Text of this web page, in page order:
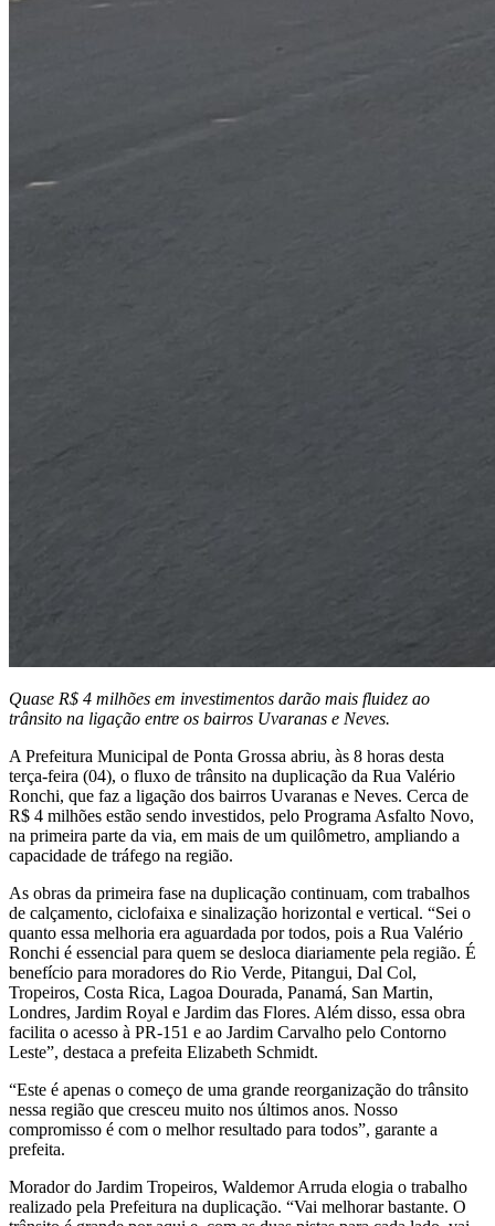
Quase R$ 4 milhões em investimentos darão mais fluidez ao
trânsito na ligação entre os bairros Uvaranas e Neves.
A Prefeitura Municipal de Ponta Grossa abriu, às 8 horas desta
terça-feira (04), o fluxo de trânsito na duplicação da Rua Valério
Ronchi, que faz a ligação dos bairros Uvaranas e Neves. Cerca de
R$ 4 milhões estão sendo investidos, pelo Programa Asfalto Novo,
na primeira parte da via, em mais de um quilômetro, ampliando a
capacidade de tráfego na região.
As obras da primeira fase na duplicação continuam, com trabalhos
de calçamento, ciclofaixa e sinalização horizontal e vertical. “Sei o
quanto essa melhoria era aguardada por todos, pois a Rua Valério
Ronchi é essencial para quem se desloca diariamente pela região. É
benefício para moradores do Rio Verde, Pitangui, Dal Col,
Tropeiros, Costa Rica, Lagoa Dourada, Panamá, San Martin,
Londres, Jardim Royal e Jardim das Flores. Além disso, essa obra
facilita o acesso à PR-151 e ao Jardim Carvalho pelo Contorno
Leste”, destaca a prefeita Elizabeth Schmidt.
“Este é apenas o começo de uma grande reorganização do trânsito
nessa região que cresceu muito nos últimos anos. Nosso
compromisso é com o melhor resultado para todos”, garante a
prefeita.
Morador do Jardim Tropeiros, Waldemor Arruda elogia o trabalho
realizado pela Prefeitura na duplicação. “Vai melhorar bastante. O